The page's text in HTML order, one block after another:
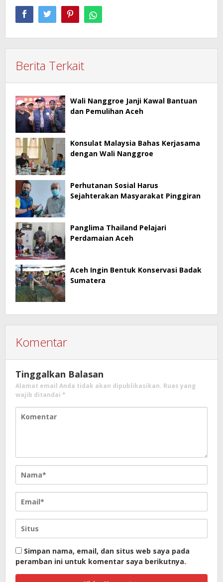
Berita Terkait
Wali Nanggroe Janji Kawal Bantuan
dan Pemulihan Aceh
Konsulat Malaysia Bahas Kerjasama
dengan Wali Nanggroe
Perhutanan Sosial Harus
Sejahterakan Masyarakat Pinggiran
Panglima Thailand Pelajari
Perdamaian Aceh
Aceh Ingin Bentuk Konservasi Badak
Sumatera
Komentar
Tinggalkan Balasan
Alamat email Anda tidak akan dipublikasikan. Ruas yang
wajib ditandai *
Simpan nama, email, dan situs web saya pada
peramban ini untuk komentar saya berikutnya.